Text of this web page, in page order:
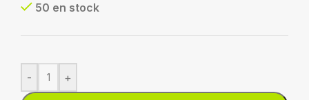
50 en stock
- +